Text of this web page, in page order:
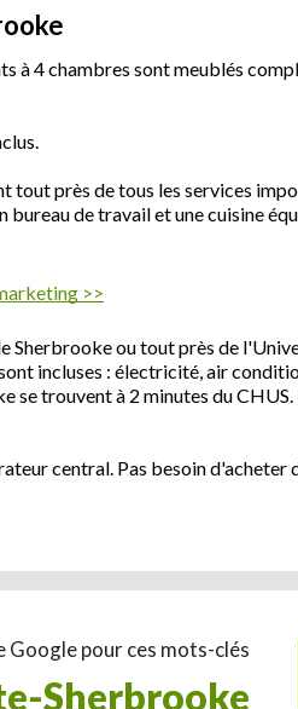
4 chambres sont meublés
près de tous les services
de travail et une cuisine
>>
ou tout près de
incluses : électricité, air
trouvent à 2 minutes du
central. Pas besoin
Google pour ces mots-clés
Sherbrooke